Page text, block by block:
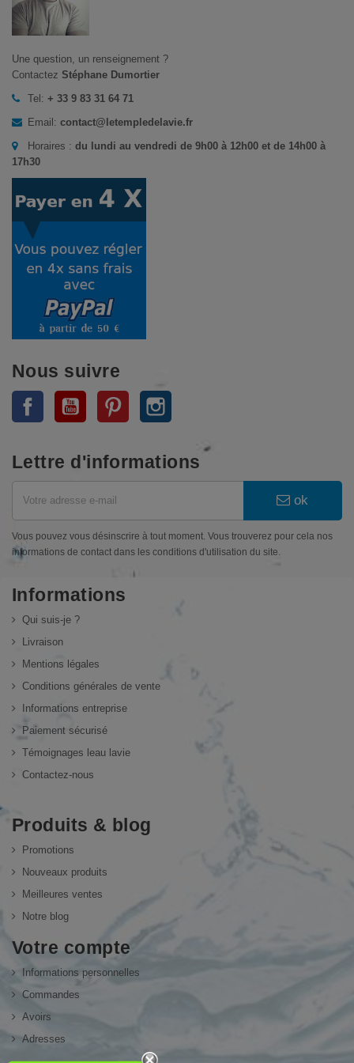
Une question, un renseignement ?
Contactez Stéphane Dumortier
Tel: + 33 9 83 31 64 71
Email: contact@letempledelavie.fr
Horaires : du lundi au vendredi de 9h00 à 12h00 et de 14h00 à
17h30
Nous suivre
Facebook YouTube Pinterest
Lettre d'informations
ok
Vous pouvez vous désinscrire à tout moment. Vous trouverez pour cela nos
informations de contact dans les conditions d'utilisation du site.
Informations
Qui suis-je ?
Livraison
Mentions légales
Conditions générales de vente
Informations entreprise
Paiement sécurisé
Témoignages leau lavie
Contactez-nous
Produits & blog
Promotions
Nouveaux produits
Meilleures ventes
Notre blog
Votre compte
Informations personnelles
Commandes
Avoirs
Adresses